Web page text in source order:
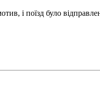
і поїзд було